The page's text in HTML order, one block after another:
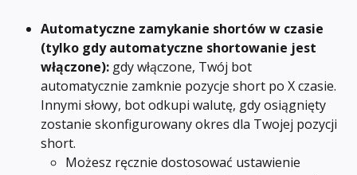
Automatyczne zamykanie shortów w czasie
(tylko gdy automatyczne shortowanie jest
włączone): gdy włączone, Twój bot
automatycznie zamknie pozycje short po X czasie.
Innymi słowy, bot odkupi walutę, gdy osiągnięty
zostanie skonfigurowany okres dla Twojej pozycji
short.
Możesz ręcznie dostosować ustawienie